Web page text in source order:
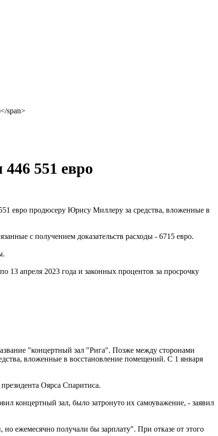
551 евро
евро продюсеру Юрису Миллеру за средства, вложенные в
с получением доказательств расходы - 6715 евро.
13 апреля 2023 года и законных процентов за просрочку
"концертный зал "Рига". Позже между сторонами
вложенные в восстановление помещений. С 1 января
Оярса Спаритиса.
концертный зал, было затронуто их самоуважение, - заявил
ежемесячно получали бы зарплату". При отказе от этого